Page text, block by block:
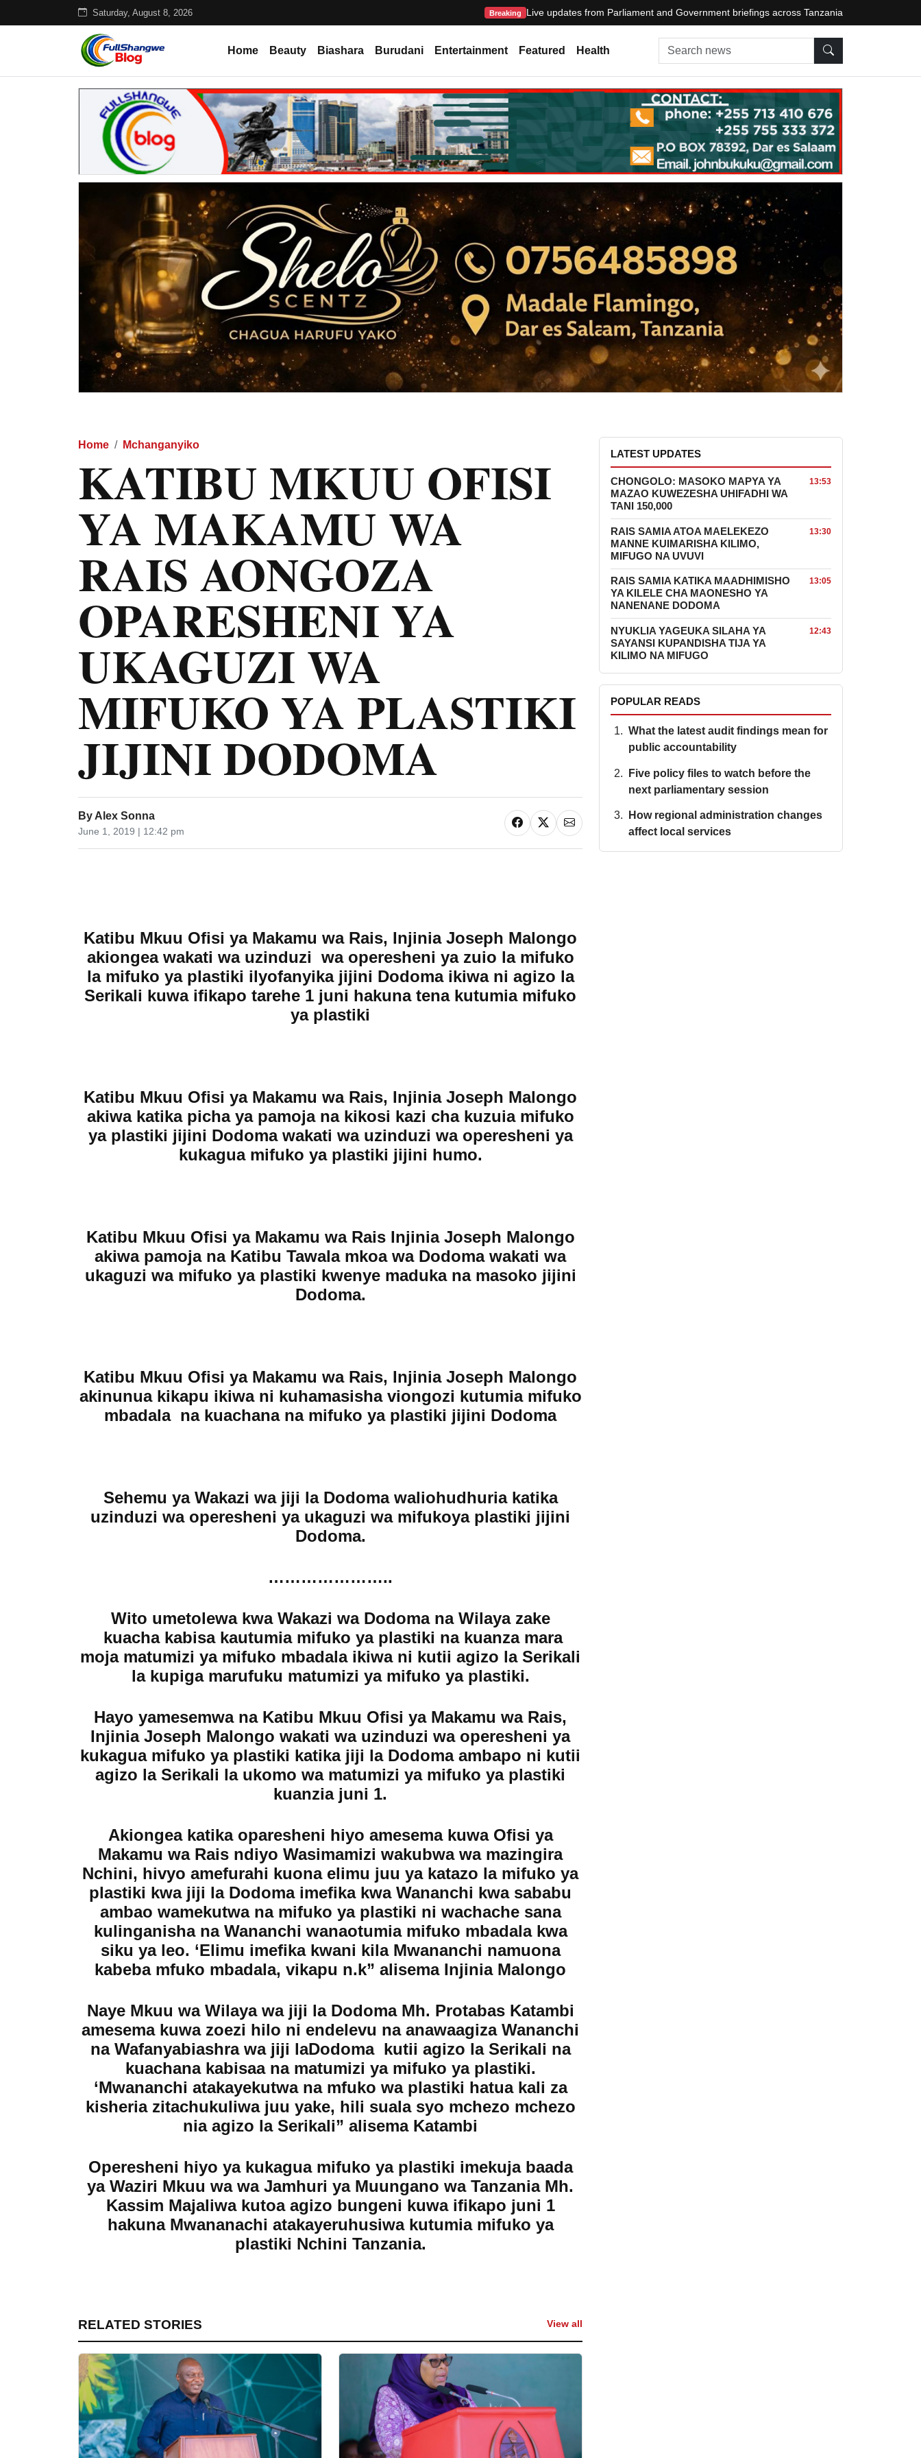
Saturday, August 8, 2026 Breaking Live updates from Parliament and Government briefings across Tanzania
Home Beauty Biashara Burudani Entertainment Featured Health Search news
Home Mchanganyiko
KATIBU MKUU OFISI
YA MAKAMU WA
RAIS AONGOZA
OPARESHENI YA
UKAGUZI WA
MIFUKO YA PLASTIKI
JIJINI DODOMA
By Alex Sonna
June 1, 2019 | 12:42 pm
Katibu Mkuu Ofisi ya Makamu wa Rais, Injinia Joseph Malongo
akiongea wakati wa uzinduzi wa operesheni ya zuio la mifuko
la mifuko ya plastiki ilyofanyika jijini Dodoma ikiwa ni agizo la
Serikali kuwa ifikapo tarehe 1 juni hakuna tena kutumia mifuko
ya plastiki
Katibu Mkuu Ofisi ya Makamu wa Rais, Injinia Joseph Malongo
akiwa katika picha ya pamoja na kikosi kazi cha kuzuia mifuko
ya plastiki jijini Dodoma wakati wa uzinduzi wa operesheni ya
kukagua mifuko ya plastiki jijini humo.
Katibu Mkuu Ofisi ya Makamu wa Rais Injinia Joseph Malongo
akiwa pamoja na Katibu Tawala mkoa wa Dodoma wakati wa
ukaguzi wa mifuko ya plastiki kwenye maduka na masoko jijini
Dodoma.
Katibu Mkuu Ofisi ya Makamu wa Rais, Injinia Joseph Malongo
akinunua kikapu ikiwa ni kuhamasisha viongozi kutumia mifuko
mbadala na kuachana na mifuko ya plastiki jijini Dodoma
Sehemu ya Wakazi wa jiji la Dodoma waliohudhuria katika
uzinduzi wa operesheni ya ukaguzi wa mifukoya plastiki jijini
Dodoma.
…………………..
Wito umetolewa kwa Wakazi wa Dodoma na Wilaya zake
kuacha kabisa kautumia mifuko ya plastiki na kuanza mara
moja matumizi ya mifuko mbadala ikiwa ni kutii agizo la Serikali
la kupiga marufuku matumizi ya mifuko ya plastiki.
Hayo yamesemwa na Katibu Mkuu Ofisi ya Makamu wa Rais,
Injinia Joseph Malongo wakati wa uzinduzi wa operesheni ya
kukagua mifuko ya plastiki katika jiji la Dodoma ambapo ni kutii
agizo la Serikali la ukomo wa matumizi ya mifuko ya plastiki
kuanzia juni 1.
Akiongea katika oparesheni hiyo amesema kuwa Ofisi ya
Makamu wa Rais ndiyo Wasimamizi wakubwa wa mazingira
Nchini, hivyo amefurahi kuona elimu juu ya katazo la mifuko ya
plastiki kwa jiji la Dodoma imefika kwa Wananchi kwa sababu
ambao wamekutwa na mifuko ya plastiki ni wachache sana
kulinganisha na Wananchi wanaotumia mifuko mbadala kwa
siku ya leo. ‘Elimu imefika kwani kila Mwananchi namuona
kabeba mfuko mbadala, vikapu n.k” alisema Injinia Malongo
Naye Mkuu wa Wilaya wa jiji la Dodoma Mh. Protabas Katambi
amesema kuwa zoezi hilo ni endelevu na anawaagiza Wananchi
na Wafanyabiashra wa jiji laDodoma kutii agizo la Serikali na
kuachana kabisaa na matumizi ya mifuko ya plastiki.
‘Mwananchi atakayekutwa na mfuko wa plastiki hatua kali za
kisheria zitachukuliwa juu yake, hili suala syo mchezo mchezo
nia agizo la Serikali” alisema Katambi
Operesheni hiyo ya kukagua mifuko ya plastiki imekuja baada
ya Waziri Mkuu wa wa Jamhuri ya Muungano wa Tanzania Mh.
Kassim Majaliwa kutoa agizo bungeni kuwa ifikapo juni 1
hakuna Mwananachi atakayeruhusiwa kutumia mifuko ya
plastiki Nchini Tanzania.
RELATED STORIES View all
LATEST UPDATES
CHONGOLO: MASOKO MAPYA YA
MAZAO KUWEZESHA UHIFADHI WA
TANI 150,000
13:53
RAIS SAMIA ATOA MAELEKEZO
MANNE KUIMARISHA KILIMO,
MIFUGO NA UVUVI
13:30
RAIS SAMIA KATIKA MAADHIMISHO
YA KILELE CHA MAONESHO YA
NANENANE DODOMA
13:05
NYUKLIA YAGEUKA SILAHA YA
SAYANSI KUPANDISHA TIJA YA
KILIMO NA MIFUGO
12:43
POPULAR READS
What the latest audit findings mean for
public accountability
Five policy files to watch before the
next parliamentary session
How regional administration changes
affect local services